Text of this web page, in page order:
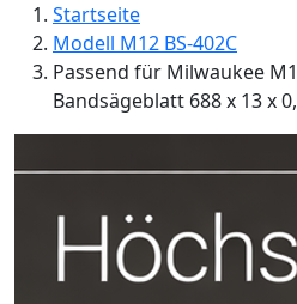
Startseite
Modell M12 BS-402C
Passend für Milwaukee
Bandsägeblatt 688 x 13 x